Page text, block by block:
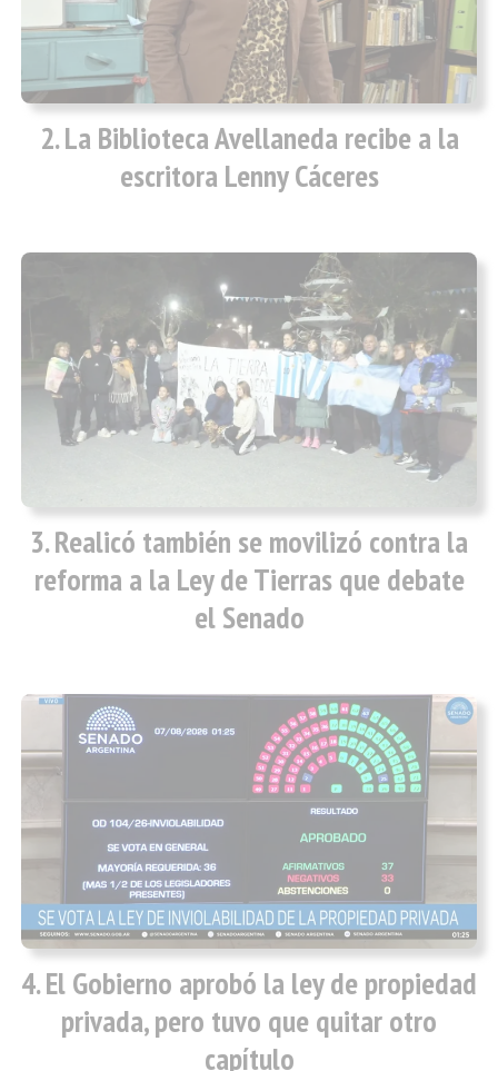
La Biblioteca Avellaneda recibe a la
escritora Lenny Cáceres
Realicó también se movilizó contra la
reforma a la Ley de Tierras que debate
el Senado
El Gobierno aprobó la ley de propiedad
privada, pero tuvo que quitar otro
capítulo